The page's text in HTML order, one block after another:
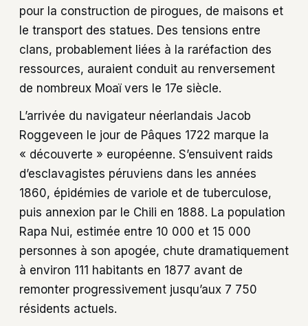
pour la construction de pirogues, de maisons et
le transport des statues. Des tensions entre
clans, probablement liées à la raréfaction des
ressources, auraient conduit au renversement
de nombreux Moaï vers le 17e siècle.
L’arrivée du navigateur néerlandais Jacob
Roggeveen le jour de Pâques 1722 marque la
« découverte » européenne. S’ensuivent raids
d’esclavagistes péruviens dans les années
1860, épidémies de variole et de tuberculose,
puis annexion par le Chili en 1888. La population
Rapa Nui, estimée entre 10 000 et 15 000
personnes à son apogée, chute dramatiquement
à environ 111 habitants en 1877 avant de
remonter progressivement jusqu’aux 7 750
résidents actuels.